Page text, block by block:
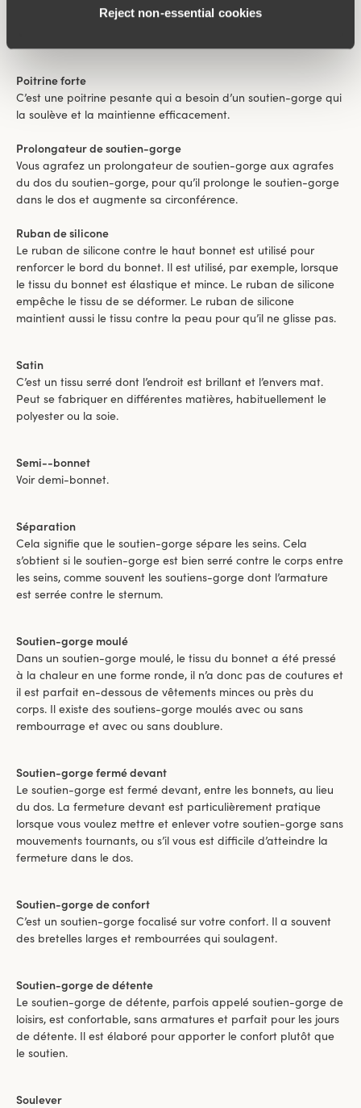
Reject non‑essential cookies
C’est un tissu en filet, souvent utilisé pour doubler les sous-
Poitrine forte
C’est une poitrine pesante qui a besoin d’un soutien-gorge qui
la soulève et la maintienne efficacement.
Prolongateur de soutien-gorge
Vous agrafez un prolongateur de soutien-gorge aux agrafes
du dos du soutien-gorge, pour qu’il prolonge le soutien-gorge
dans le dos et augmente sa circonférence.
Ruban de silicone
Le ruban de silicone contre le haut bonnet est utilisé pour
renforcer le bord du bonnet. Il est utilisé, par exemple, lorsque
le tissu du bonnet est élastique et mince. Le ruban de silicone
empêche le tissu de se déformer. Le ruban de silicone
maintient aussi le tissu contre la peau pour qu’il ne glisse pas.
Satin
C’est un tissu serré dont l’endroit est brillant et l’envers mat.
Peut se fabriquer en différentes matières, habituellement le
polyester ou la soie.
Semi--bonnet
Voir demi-bonnet.
Séparation
Cela signifie que le soutien-gorge sépare les seins. Cela
s’obtient si le soutien-gorge est bien serré contre le corps entre
les seins, comme souvent les soutiens-gorge dont l’armature
est serrée contre le sternum.
Soutien-gorge moulé
Dans un soutien-gorge moulé, le tissu du bonnet a été pressé
à la chaleur en une forme ronde, il n’a donc pas de coutures et
il est parfait en-dessous de vêtements minces ou près du
corps. Il existe des soutiens-gorge moulés avec ou sans
rembourrage et avec ou sans doublure.
Soutien-gorge fermé devant
Le soutien-gorge est fermé devant, entre les bonnets, au lieu
du dos. La fermeture devant est particulièrement pratique
lorsque vous voulez mettre et enlever votre soutien-gorge sans
mouvements tournants, ou s’il vous est difficile d’atteindre la
fermeture dans le dos.
Soutien-gorge de confort
C’est un soutien-gorge focalisé sur votre confort. Il a souvent
des bretelles larges et rembourrées qui soulagent.
Soutien-gorge de détente
Le soutien-gorge de détente, parfois appelé soutien-gorge de
loisirs, est confortable, sans armatures et parfait pour les jours
de détente. Il est élaboré pour apporter le confort plutôt que
le soutien.
Soulever